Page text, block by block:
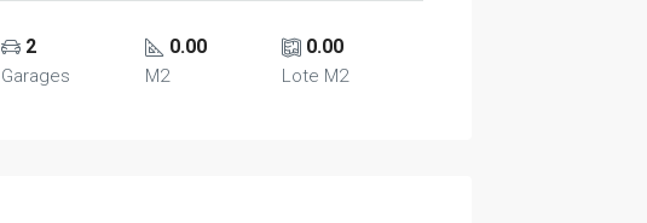
2
Garages
0.00
M2
0.00
Lote M2